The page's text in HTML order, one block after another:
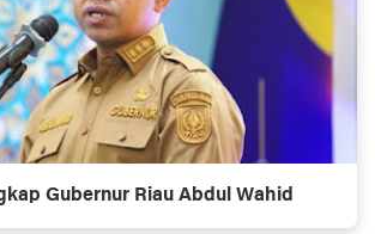
Gubernur Riau Abdul Wahid